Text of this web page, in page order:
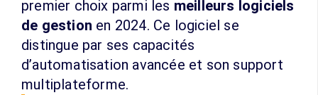
premier choix parmi les meilleurs logiciels
de gestion en 2024. Ce logiciel se
distingue par ses capacités
d’automatisation avancée et son support
multiplateforme.